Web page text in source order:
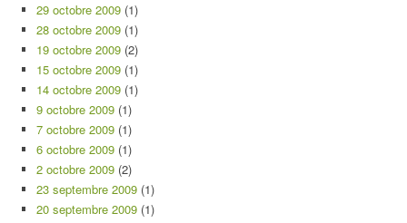
29 octobre 2009 (1)
28 octobre 2009 (1)
19 octobre 2009 (2)
15 octobre 2009 (1)
14 octobre 2009 (1)
9 octobre 2009 (1)
7 octobre 2009 (1)
6 octobre 2009 (1)
2 octobre 2009 (2)
23 septembre 2009 (1)
20 septembre 2009 (1)